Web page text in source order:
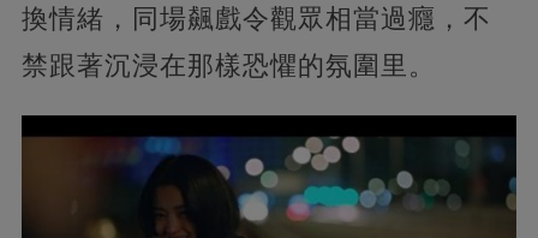
換情緒，同場飆戲令觀眾相當過癮，不
禁跟著沉浸在那樣恐懼的氛圍里。